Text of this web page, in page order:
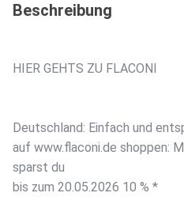
Beschreibung
HIER GEHTS ZU FLACONI
Deutschland: Einfach und
auf www.flaconi.de shoppen:
sparst du
bis zum 20.05.2026 10 % *